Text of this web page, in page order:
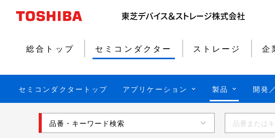
総合トップ セミコンダクター ストレージ 企
セミコンダクタートップ アプリケーション 製品 開発
品番・キーワード検索